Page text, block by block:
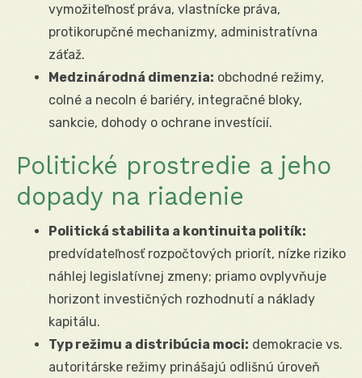
vymožiteľnosť práva, vlastnícke práva,
protikorupčné mechanizmy, administratívna
záťaž.
Medzinárodná dimenzia: obchodné režimy,
colné a necoln é bariéry, integračné bloky,
sankcie, dohody o ochrane investícií.
Politické prostredie a jeho
dopady na riadenie
Politická stabilita a kontinuita politík:
predvídateľnosť rozpočtových priorít, nízke riziko
náhlej legislatívnej zmeny; priamo ovplyvňuje
horizont investičných rozhodnutí a náklady
kapitálu.
Typ režimu a distribúcia moci: demokracie vs.
autoritárske režimy prinášajú odlišnú úroveň